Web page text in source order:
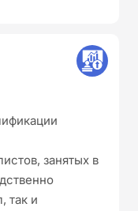
занятых в
так и